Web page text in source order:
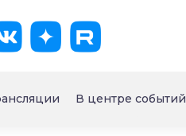
В центре событий